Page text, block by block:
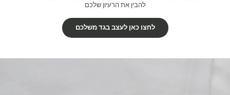
להבין את הרעיון שלכם
לחצו כאן לעצב בגד משלכם